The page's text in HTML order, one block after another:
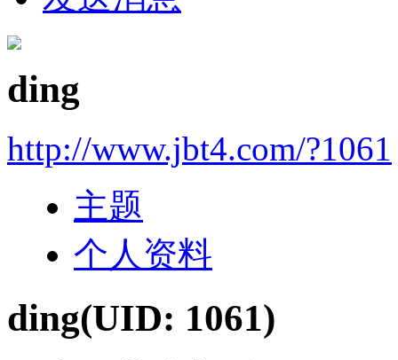
ding
http://www.jbt4.com/?1061
主题
个人资料
ding(UID: 1061)